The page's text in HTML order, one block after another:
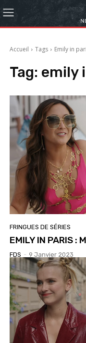
Accueil Tags Emily in
Tag: emily
FRINGUES DE SÉRIES
EMILY IN PARIS
FDS - 9 Janvier 2023